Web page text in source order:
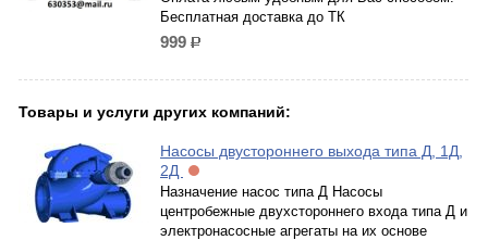
Бесплатная доставка до ТК
999 р.
Товары и услуги других компаний:
Насосы двустороннего выхода типа Д, 1Д,
2Д
Назначение насос типа Д Насосы
центробежные двухстороннего входа типа Д и
электронасосные агрегаты на их основе